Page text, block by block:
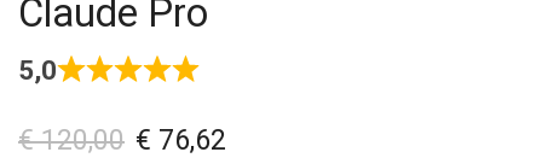
Claude Pro
5,0
€120,00 € 76,62